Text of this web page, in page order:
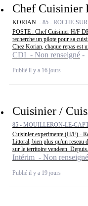
Chef Cuisinier
KORIAN - 85 - ROCHE-
POSTE : Chef Cuisinier H/F
recherche un pilote pour sa
Chez Korian, chaque repas est
CDI - Non renseigné
Publié il y a 16 jours
Cuisinier /
85 - MOUILLERON-LE-
Cuisinier experimente (H/F) -
Littoral, bien plus qu'un reseau
sur le territoire vendeen.
Intérim - Non renseigné
Publié il y a 19 jours